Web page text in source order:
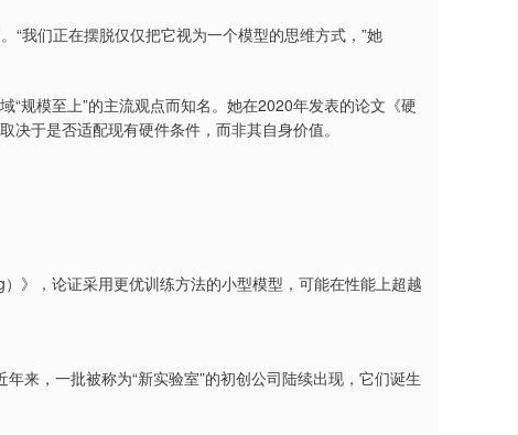
“我们正在摆脱仅仅把它视为一个模型的思维方式，”她
规模至上”的主流观点而知名。她在2020年发表的论文《硬
于是否适配现有硬件条件，而非其自身价值。
》，论证采用更优训练方法的小型模型，可能在性能上超越
来，一批被称为“新实验室”的初创公司陆续出现，它们诞生